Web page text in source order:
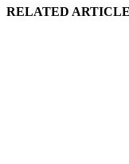
RELATED